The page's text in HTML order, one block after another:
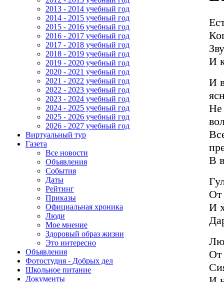
2013 - 2014 учебный год
2014 - 2015 учебный год
2015 - 2016 учебный год
2016 - 2017 учебный год
2017 - 2018 учебный год
2018 - 2019 учебный год
2019 - 2020 учебный год
2020 - 2021 учебный год
2021 - 2022 учебный год
2022 - 2023 учебный год
2023 - 2024 учебный год
2024 - 2025 учебный год
2025 - 2026 учебный год
2026 - 2027 учебный год
Виртуальный тур
Газета
Все новости
Объявления
События
Даты
Рейтинг
Приказы
Официальная хроника
Люди
Мое мнение
Здоровый образ жизни
Это интересно
Объявления
Фотостудия - Добрых дел
Школьное питание
Документы
И
И
Не
В
От
И
От